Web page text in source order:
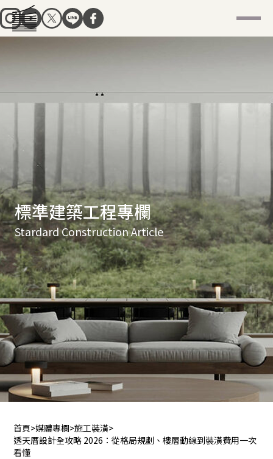
標準建築工程專欄
Stardard Construction Article
首頁>媒體專欄>施工裝潢>
透天厝設計全攻略 2026：從格局規劃、樓層動線到裝潢費用一次
看懂